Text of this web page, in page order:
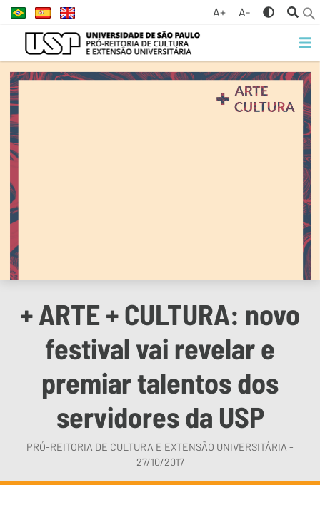
A+ A-
+ ARTE + CULTURA: novo
festival vai revelar e
premiar talentos dos
servidores da USP
PRÓ-REITORIA DE CULTURA E EXTENSÃO UNIVERSITÁRIA -
27/10/2017